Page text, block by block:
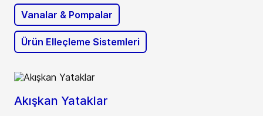
Vanalar & Pompalar
Ürün Elleçleme Sistemleri
Akışkan Yataklar